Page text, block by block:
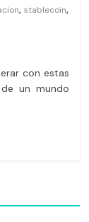
,stablecoin,
con estas
un mundo